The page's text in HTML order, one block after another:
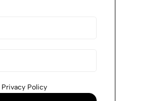
Privacy Policy